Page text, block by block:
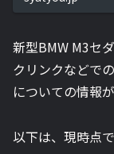
新型BMW M3セ
クリンクなどで
についての情報
以下は、現時点